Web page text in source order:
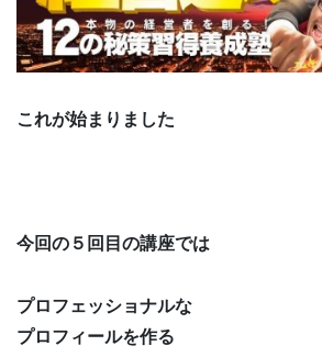
これが始まりました
今回の５回目の講座では
プロフェッショナルな
プロフィールを作る